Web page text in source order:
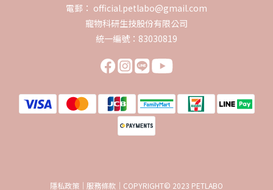
電郵： official.petlabo@gmail.com
寵物科研生技股份有限公司
統一編號：83030819
隱私政策｜服務條款｜COPYRIGHT© 2023 PETLABO